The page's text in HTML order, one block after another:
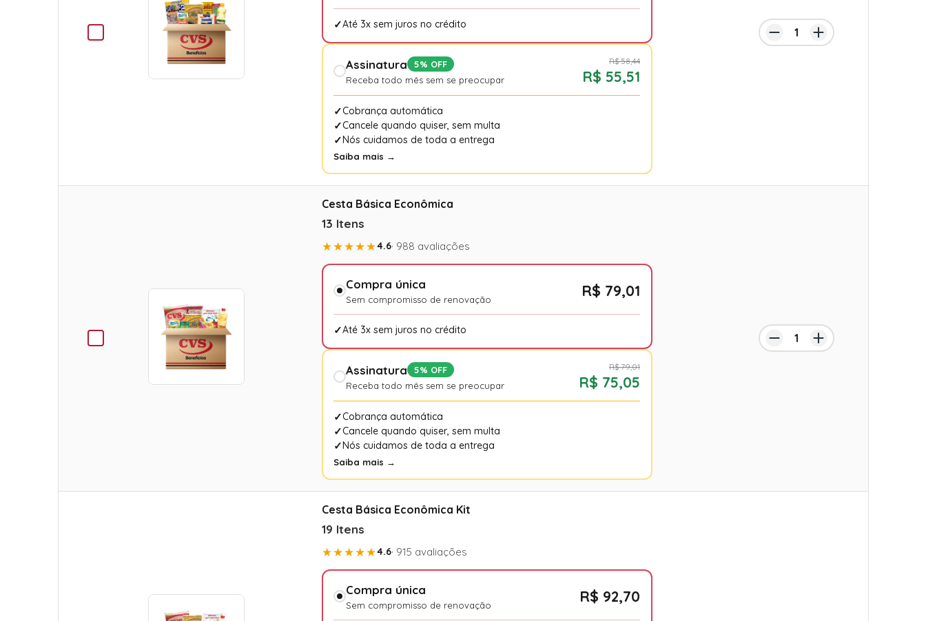
Até 3x sem juros no crédito
Assinatura
5% OFF
Receba todo mês sem se preocupar
R$ 58,44
R$ 55,51
Cobrança automática
Cancele quando quiser, sem multa
Nós cuidamos de toda a entrega
Saiba mais →
Cesta Básica Econômica
13 Itens
★★★★★4.6· 988 avaliações
Compra única
Sem compromisso de renovação R$ 79,01
Até 3x sem juros no crédito
Assinatura
5% OFF
Receba todo mês sem se preocupar
R$ 79,01
R$ 75,05
Cobrança automática
Cancele quando quiser, sem multa
Nós cuidamos de toda a entrega
Saiba mais →
Cesta Básica Econômica Kit
19 Itens
★★★★★4.6· 915 avaliações
Compra única
Sem compromisso de renovação R$ 92,70